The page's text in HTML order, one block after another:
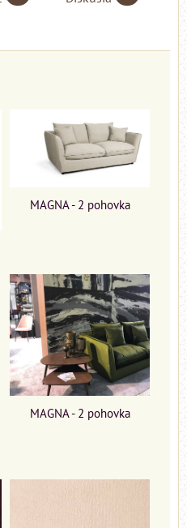
MAGNA - 2 pohovka
MAGNA - 2 pohovka